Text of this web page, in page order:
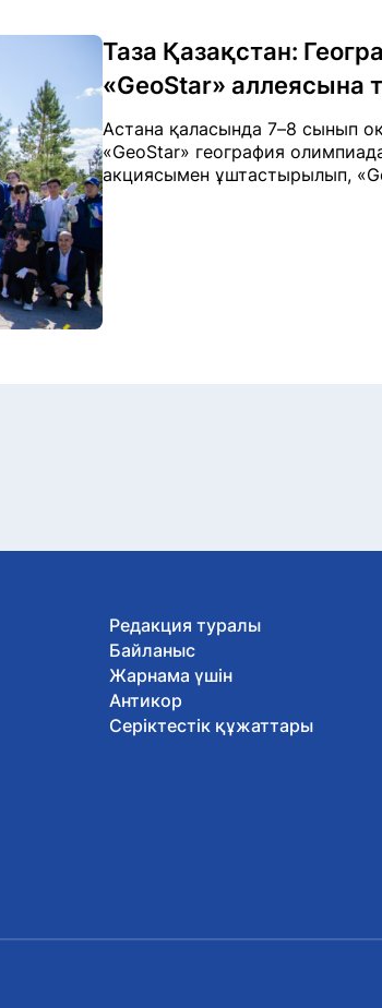
Таза Қазақстан:
«GeoStar» аллеясына
Астана қаласында 7–8 сынып
«GeoStar» география
акциясымен ұштастырылып,
Редакция туралы
Байланыс
Жарнама үшін
Антикор
Серіктестік құжаттары